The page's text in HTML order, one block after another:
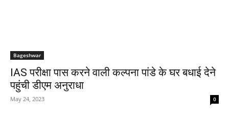
Bageshwar
IAS परीक्षा पास करने वाली कल्पना पांडे के घर बधाई देने
पहुंची डीएम अनुराधा
May 24, 2023 0